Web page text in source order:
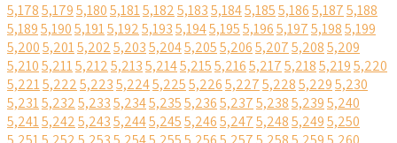
5,1785,1795,1805,1815,1825,1835,1845,1855,1865,1875,188
5,1895,1905,1915,1925,1935,1945,1955,1965,1975,1985,199
5,2005,2015,2025,2035,2045,2055,2065,2075,2085,209
5,2105,2115,2125,2135,2145,2155,2165,2175,2185,2195,220
5,2215,2225,2235,2245,2255,2265,2275,2285,2295,230
5,2315,2325,2335,2345,2355,2365,2375,2385,2395,240
5,2415,2425,2435,2445,2455,2465,2475,2485,2495,250